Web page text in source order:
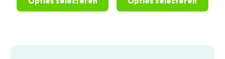
gekozen
gekozen
€249,99
€234,99